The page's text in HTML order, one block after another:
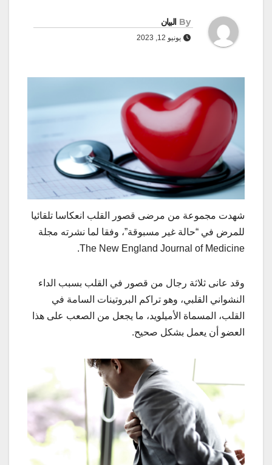
By البيان
يونيو 12, 2023
شهدت مجموعة من مرضى قصور القلب انعكاسا تلقائيا
للمرض في “حالة غير مسبوقة”، وفقا لما نشرته مجلة
The New England Journal of Medicine.
وقد عانى ثلاثة رجال من قصور في القلب بسبب الداء
النشواني القلبي، وهو تراكم البروتينات السامة في
القلب، المسماة الأميلويد، ما يجعل من الصعب على هذا
العضو أن يعمل بشكل صحيح.